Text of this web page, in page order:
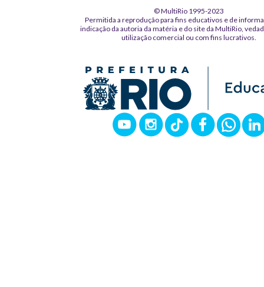
© MultiRio 1995-2023
Permitida a reprodução para fins educativos e de
indicação da autoria da matéria e do site da MultiRio,
utilização comercial ou com fins lucrativos.